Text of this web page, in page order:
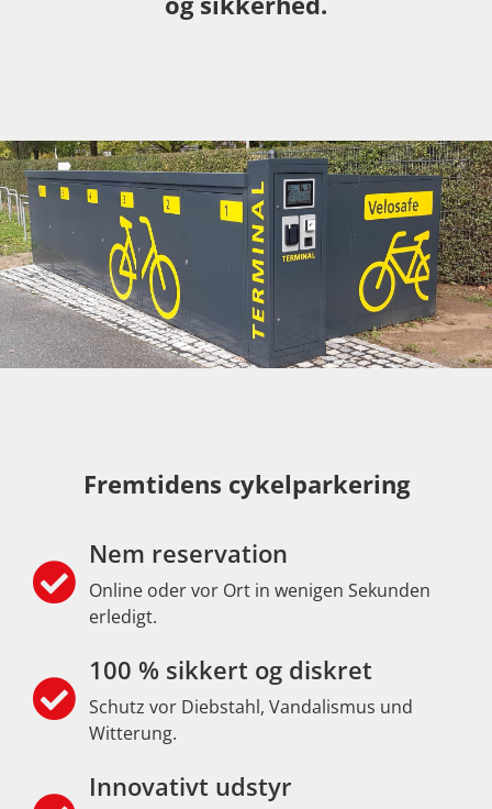
Fremtidens cykelparkering
Nem reservation
Online oder vor Ort in wenigen Sekunden
erledigt.
100 % sikkert og diskret
Schutz vor Diebstahl, Vandalismus und
Witterung.
Innovativt udstyr